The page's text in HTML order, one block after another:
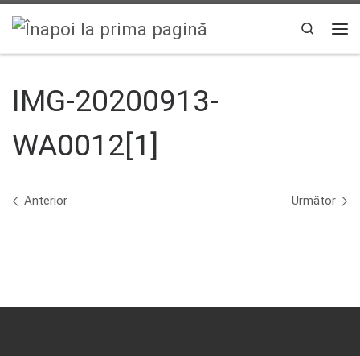
Sari la conținut
Search
IMG-20200913-
WA0012[1]
Navigare în imagini
Anterior Următor